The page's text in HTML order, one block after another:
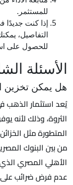
للمستثمر.
إذا كنت جديدًا
التفاصيل،
للحصول على
الأسئلة
هل يمكن تخزين
يُعد استثمار الذهب
الثروة، وذلك لأنه
المتطورة مثل
من بين البنوك
الأهلي المصري
عدم فرض ضرائب على